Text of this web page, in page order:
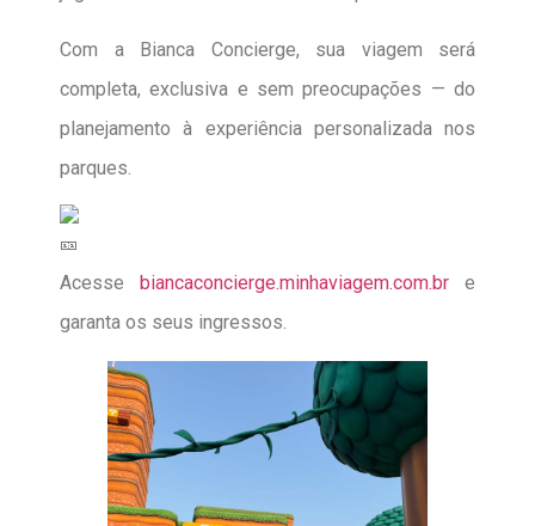
Com a Bianca Concierge, sua viagem será
completa, exclusiva e sem preocupações — do
planejamento à experiência personalizada nos
parques.
Acesse biancaconcierge.minhaviagem.com.br e
garanta os seus ingressos.